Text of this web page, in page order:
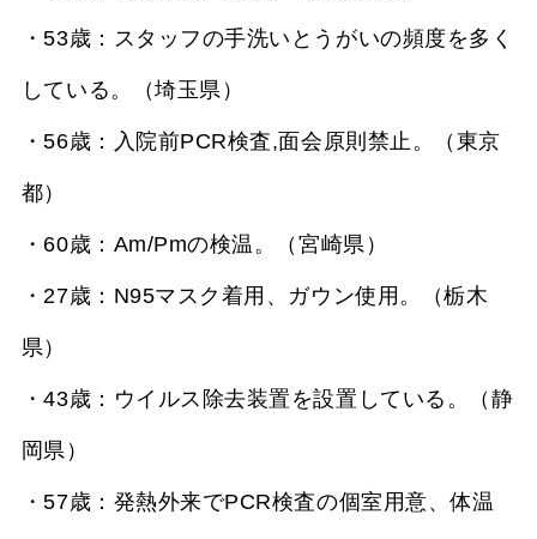
・53歳：スタッフの手洗いとうがいの頻度を多く
している。（埼玉県）
・56歳：入院前PCR検査,面会原則禁止。（東京
都）
・60歳：Am/Pmの検温。（宮崎県）
・27歳：N95マスク着用、ガウン使用。（栃木
県）
・43歳：ウイルス除去装置を設置している。（静
岡県）
・57歳：発熱外来でPCR検査の個室用意、体温